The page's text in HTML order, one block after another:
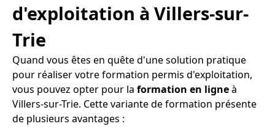
d'exploitation à Villers-sur-
Trie
Quand vous êtes en quête d'une solution pratique
pour réaliser votre formation permis d'exploitation,
vous pouvez opter pour la formation en ligneà
Villers-sur-Trie. Cette variante de formation présente
de plusieurs avantages :